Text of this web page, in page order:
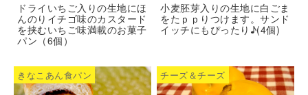
ドライいちご入りの生地にほ
んのりイチゴ味のカスタード
を挟むいちご味満載のお菓子
パン（6個）
小麦胚芽入りの生地に白ごま
をたｐｐりつけます。サンド
イッチにもぴったり♪(4個)
きなこあん食パン チーズ＆チーズ